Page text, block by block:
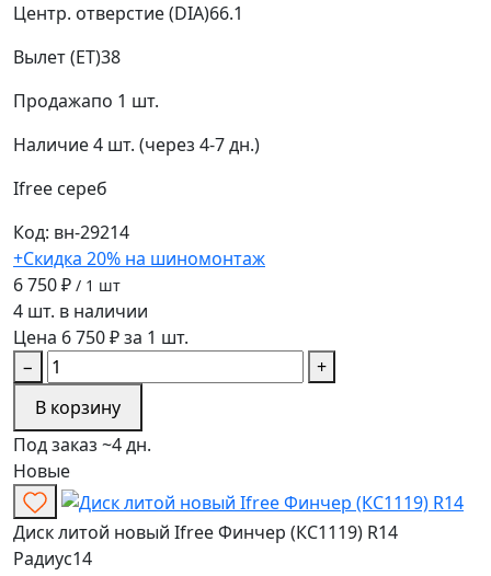
Центр. отверстие (DIA)66.1
Вылет (ET)38
Продажапо 1 шт.
Наличие4 шт. (через 4-7 дн.)
Ifree сереб
Код: вн-29214
+Скидка 20% на шиномонтаж
6 750 ₽ / 1 шт
4 шт. в наличии
Цена 6 750 ₽ за 1 шт.
−
+
В корзину
Под заказ ~4 дн.
Новые
Диск литой новый Ifree Финчер (КС1119) R14
Радиус14